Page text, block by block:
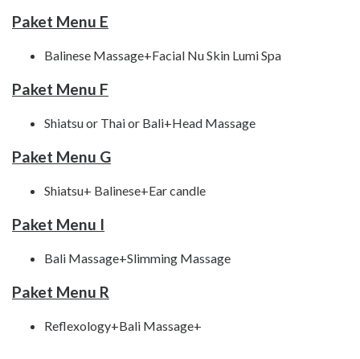
Paket Menu E
Balinese Massage+Facial Nu Skin Lumi Spa
Paket Menu F
Shiatsu or Thai or Bali+Head Massage
Paket Menu G
Shiatsu+ Balinese+Ear candle
Paket Menu I
Bali Massage+Slimming Massage
Paket Menu R
Reflexology+Bali Massage+